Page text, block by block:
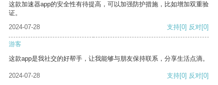
这款加速器app的安全性有待提高，可以加强防护措施，比如增加双重验
证。
2024-07-28
支持[0] 反对[0]
游客
这款app是我社交的好帮手，让我能够与朋友保持联系，分享生活点滴。
2024-07-28 支持[0] 反对[0]